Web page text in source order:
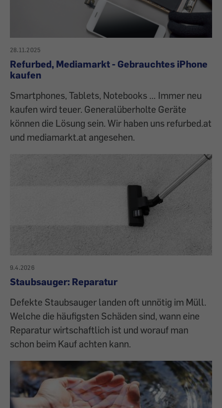
28.11.2025
Refurbed, Mediamarkt - Gebrauchtes iPhone
kaufen
Smartphones, Tablets, Notebooks … Immer neu
kaufen wird teuer. Generalüberholte Geräte
können die Lösung sein. Wir haben uns refurbed.at
und mediamarkt.at angesehen.
9.4.2026
Staubsauger: Reparatur
Defekte Staubsauger landen oft unnötig im Müll.
Welche die häufigsten Schäden sind, wann eine
Reparatur wirtschaftlich ist und worauf man
schon beim Kauf achten kann.